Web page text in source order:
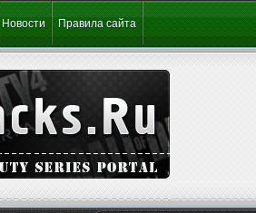
Новости Правила сайта